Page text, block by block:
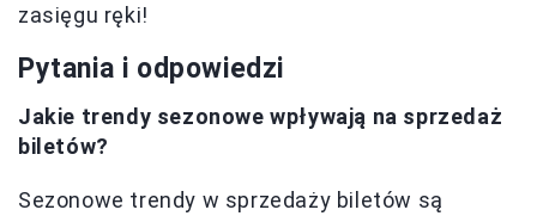
zasięgu ręki!
Pytania i odpowiedzi
Jakie trendy sezonowe wpływają na sprzedaż
biletów?
Sezonowe trendy w sprzedaży biletów są